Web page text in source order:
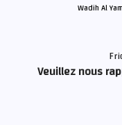
Wadih Al
Veuillez nous